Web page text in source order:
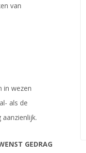
van
in wezen
als de
GEDRAG